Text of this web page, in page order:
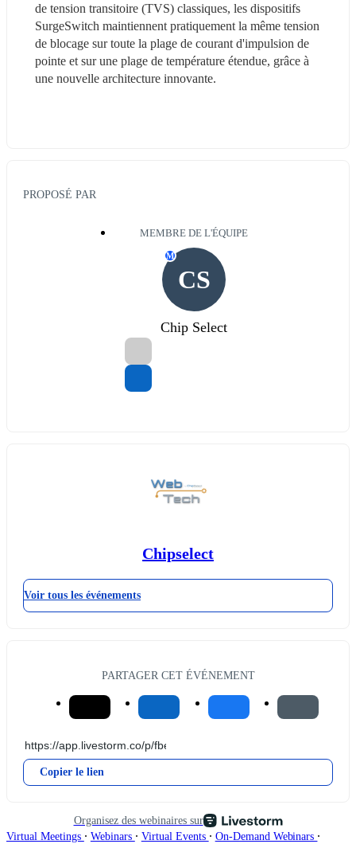
de tension transitoire (TVS) classiques, les dispositifs
SurgeSwitch maintiennent pratiquement la même tension
de blocage sur toute la plage de courant d'impulsion de
pointe et sur une plage de température étendue, grâce à
une nouvelle architecture innovante.
PROPOSÉ PAR
MEMBRE DE L'ÉQUIPE
CS
M
Chip Select
Chipselect
Voir tous les événements
PARTAGER CET ÉVÉNEMENT
Copier le lien
Organisez des webinaires sur
Virtual Meetings ∙ Webinars ∙ Virtual Events ∙ On-Demand Webinars ∙